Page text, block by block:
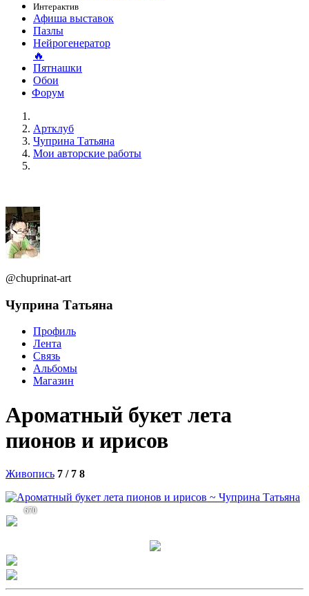
Интерактив
Афиша выставок
Пазлы
Нейрогенератор
🔥
Пятнашки
Обои
Форум
Артклуб
Чуприна Татьяна
Мои авторские работы
@chuprinat-art
Чуприна Татьяна
Профиль
Лента
Связь
Альбомы
Магазин
Ароматный букет лета
пионов и ирисов
Живопись 7 / 7 8
670